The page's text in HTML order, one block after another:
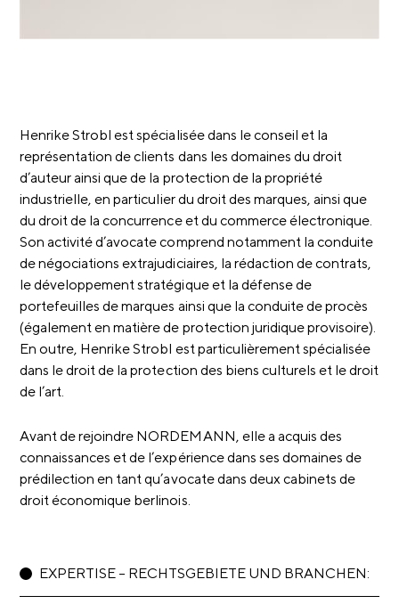
Henrike Strobl est spécialisée dans le conseil et la
représentation de clients dans les domaines du droit
d’auteur ainsi que de la protection de la propriété
industrielle, en particulier du droit des marques, ainsi que
du droit de la concurrence et du commerce électronique.
Son activité d’avocate comprend notamment la conduite
de négociations extrajudiciaires, la rédaction de contrats,
le développement stratégique et la défense de
portefeuilles de marques ainsi que la conduite de procès
(également en matière de protection juridique provisoire).
En outre, Henrike Strobl est particulièrement spécialisée
dans le droit de la protection des biens culturels et le droit
de l’art.
Avant de rejoindre NORDEMANN, elle a acquis des
connaissances et de l’expérience dans ses domaines de
prédilection en tant qu’avocate dans deux cabinets de
droit économique berlinois.
EXPERTISE – RECHTSGEBIETE UND BRANCHEN: